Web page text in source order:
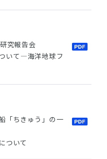
究報告会
いて—海洋地球フ
「ちきゅう」の一
ついて